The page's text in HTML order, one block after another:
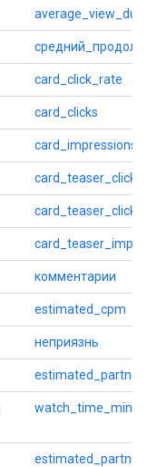
card_click_rate
card_clicks
card_impressions
card_teaser_clicks
комментарии
estimated_cpm
неприязнь